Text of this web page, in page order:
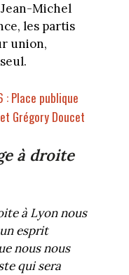
Michel
les partis
union,
: Place publique
Grégory Doucet
à droite
à Lyon nous
esprit
nous nous
qui sera